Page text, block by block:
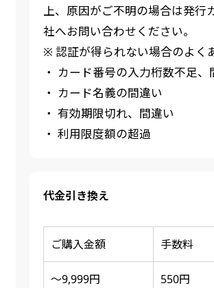
上、原因がご不明の場合は発行
社へお問い合わせください。
※ 認証が得られない場合のよく
・ カード番号の入力桁数不足、
・ カード名義の間違い
・ 有効期限切れ、間違い
・ 利用限度額の超過
代金引き換え
ご購入金額 手数料
～9,999円 550円